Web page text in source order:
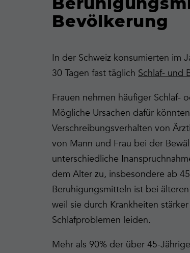
Bevölkerung
In der Schweiz konsumierten im
30 Tagen fast täglich Schlaf- und
Frauen nehmen häufiger Schlaf-
Mögliche Ursachen dafür
Verschreibungsverhalten von
von Mann und Frau bei der
unterschiedliche
dem Alter zu, insbesondere ab
Beruhigungsmitteln ist bei
weil sie durch Krankheiten
Schlafproblemen leiden.
Mehr als 90% der über 45-